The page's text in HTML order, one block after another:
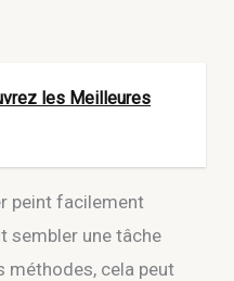
les Meilleures
peint facilement
sembler une tâche
méthodes, cela peut